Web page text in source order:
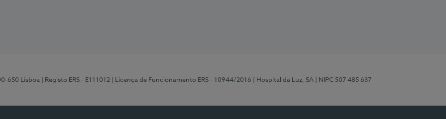
650 Lisboa | Registo ERS - E111012 | Licença de Funcionamento ERS - 10944/2016 | Hospital da Luz, SA | NIPC 507 485 637